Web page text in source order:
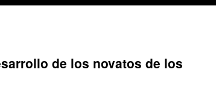
de los novatos de los